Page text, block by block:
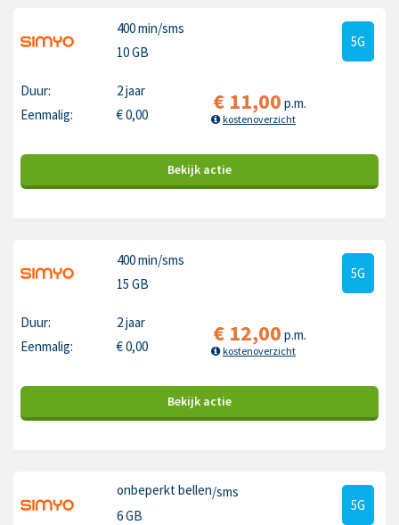
400 min/sms
10 GB
5G
Duur:
2 jaar
Eenmalig:
€0,00 € 11,00 p.m.
kostenoverzicht
Bekijk actie
400 min/sms
15 GB
5G
Duur:
2 jaar
Eenmalig:
€0,00 € 12,00 p.m.
kostenoverzicht
Bekijk actie
onbeperkt bellen/sms
6 GB
5G